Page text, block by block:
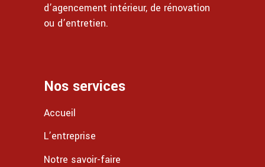
d’agencement intérieur, de rénovation
ou d’entretien.
Nos services
Accueil
L’entreprise
Notre savoir-faire